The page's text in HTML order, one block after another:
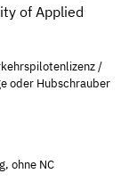
of Applied
/
oder Hubschrauber
ohne NC